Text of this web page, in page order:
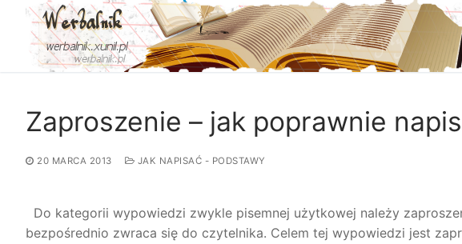
Przejdź
treści
Zaproszenie – jak poprawnie
20 MARCA 2013 JAK NAPISAĆ - PODSTAWY
Do kategorii wypowiedzi zwykle pisemnej użytkowej należy
bezpośrednio zwraca się do czytelnika. Celem tej wypowiedzi jest